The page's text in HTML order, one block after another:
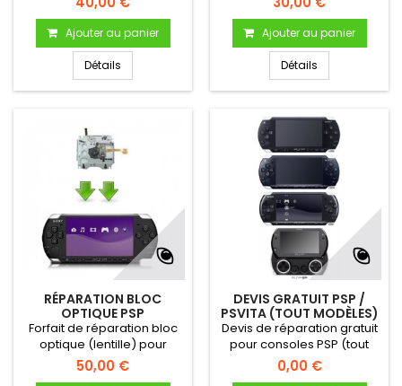
Ajouter au panier
Détails
console PSP
Ajouter au panier
Détails
RÉPARATION BLOC
OPTIQUE PSP
1000/2000/3000
Forfait de réparation bloc
optique (lentille) pour
console Sony PSP
1000/2000 & 3000
50,00 €
DEVIS GRATUIT PSP /
PSVITA (TOUT MODÈLES)
Devis de réparation gratuit
pour consoles PSP (tout
modèles)?
0,00 €